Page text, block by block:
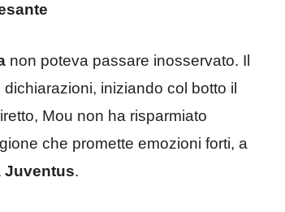
non poteva passare inosservato. Il
iniziando col botto il
Mou non ha risparmiato
che promette emozioni forti, a
Juventus.